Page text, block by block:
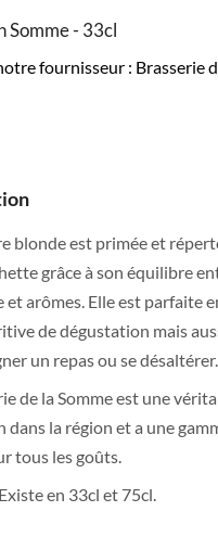
Somme - 33cl
fournisseur : Brasserie
blonde est primée et
grâce à son équilibre
et arômes. Elle est parfaite
de dégustation mais
un repas ou se désaltérer.
de la Somme est une
la région et a une
tous les goûts.
en 33cl et 75cl.